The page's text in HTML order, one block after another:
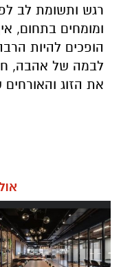
רגש ותשומת לב
ומומחים בתחום,
הופכים להיות
לבמה של אהבה,
את הזוג